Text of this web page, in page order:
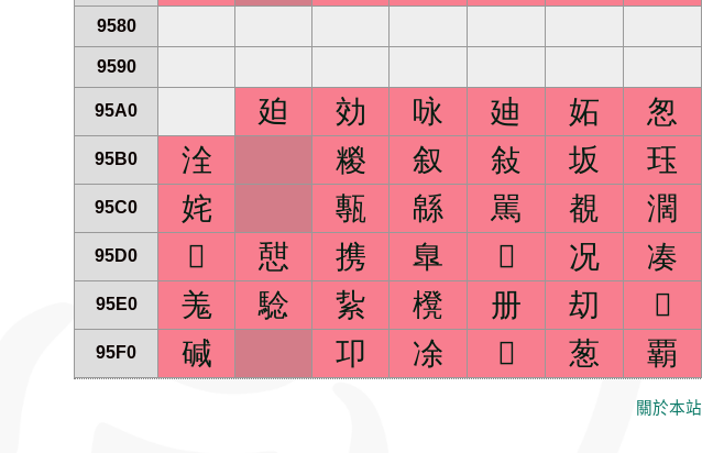
9580
9590
95A0 廹 効 咏 廸 妬 怱
95B0 洤 糉 叙 敍 坂 珏
95C0 姹 甎 緜 駡 覩 濶
95D0  憇 携 臯  况 凑
95E0 羗 騐 紥 櫈 册 刧 
95F0 碱 卭 凃  葱 覇
關於本站